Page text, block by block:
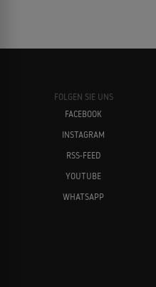
FOLGEN SIE UNS
FACEBOOK
INSTAGRAM
RSS-FEED
YOUTUBE
WHATSAPP